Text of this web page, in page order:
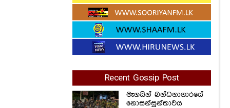
Recent Gossip Post
මැගසින් බන්ධනාගාරයේ
නොසන්සුන්තාවය